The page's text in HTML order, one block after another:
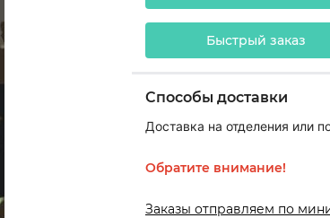
Быстрый заказ
Способы доставки
Доставка на отделения или
Обратите внимание!
Заказы отправляем по